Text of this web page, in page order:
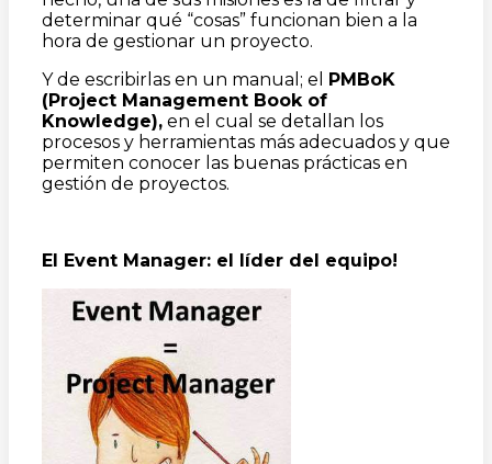
determinar qué “cosas” funcionan bien a la
hora de gestionar un proyecto.
Y de escribirlas en un manual; el PMBoK
(Project Management Book of
Knowledge), en el cual se detallan los
procesos y herramientas más adecuados y que
permiten conocer las buenas prácticas en
gestión de proyectos.
El Event Manager: el líder del equipo!